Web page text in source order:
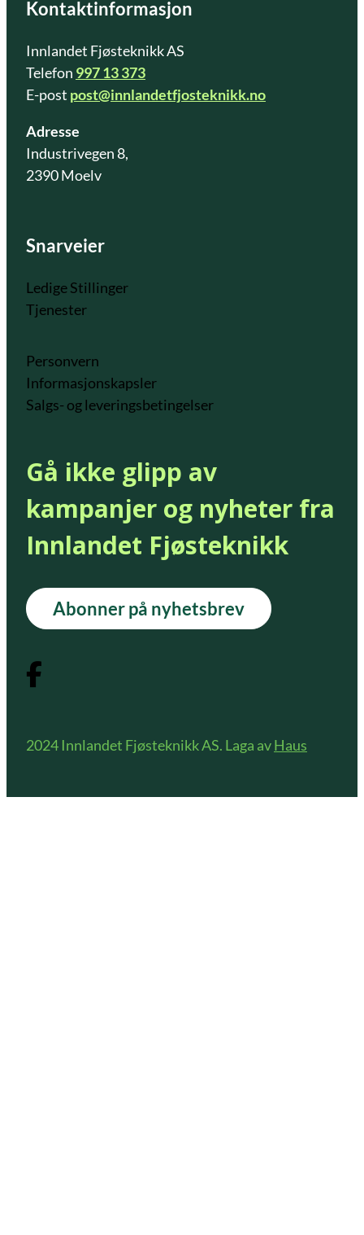
Kontaktinformasjon
Innlandet Fjøsteknikk AS
Telefon 997 13 373
E-post post@innlandetfjosteknikk.no
Adresse
Industrivegen 8,
2390 Moelv
Snarveier
Ledige Stillinger
Tjenester
Personvern
Informasjonskapsler
Salgs- og leveringsbetingelser
Gå ikke glipp av
kampanjer og nyheter fra
Innlandet Fjøsteknikk
Abonner på nyhetsbrev
2024 Innlandet Fjøsteknikk AS. Laga avHaus